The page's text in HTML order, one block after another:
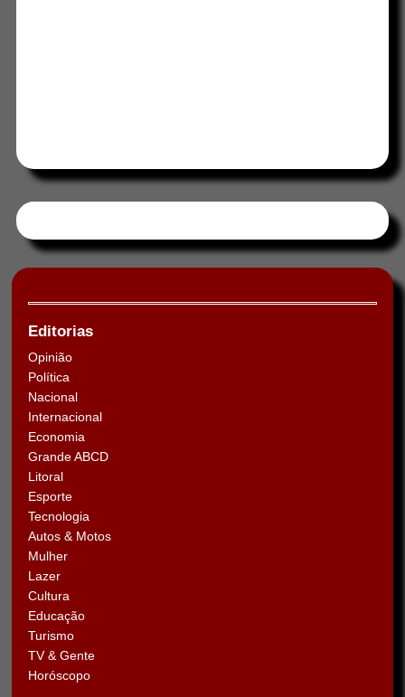
Editorias
Opinião
Política
Nacional
Internacional
Economia
Grande ABCD
Litoral
Esporte
Tecnologia
Autos & Motos
Mulher
Lazer
Cultura
Educação
Turismo
TV & Gente
Horóscopo